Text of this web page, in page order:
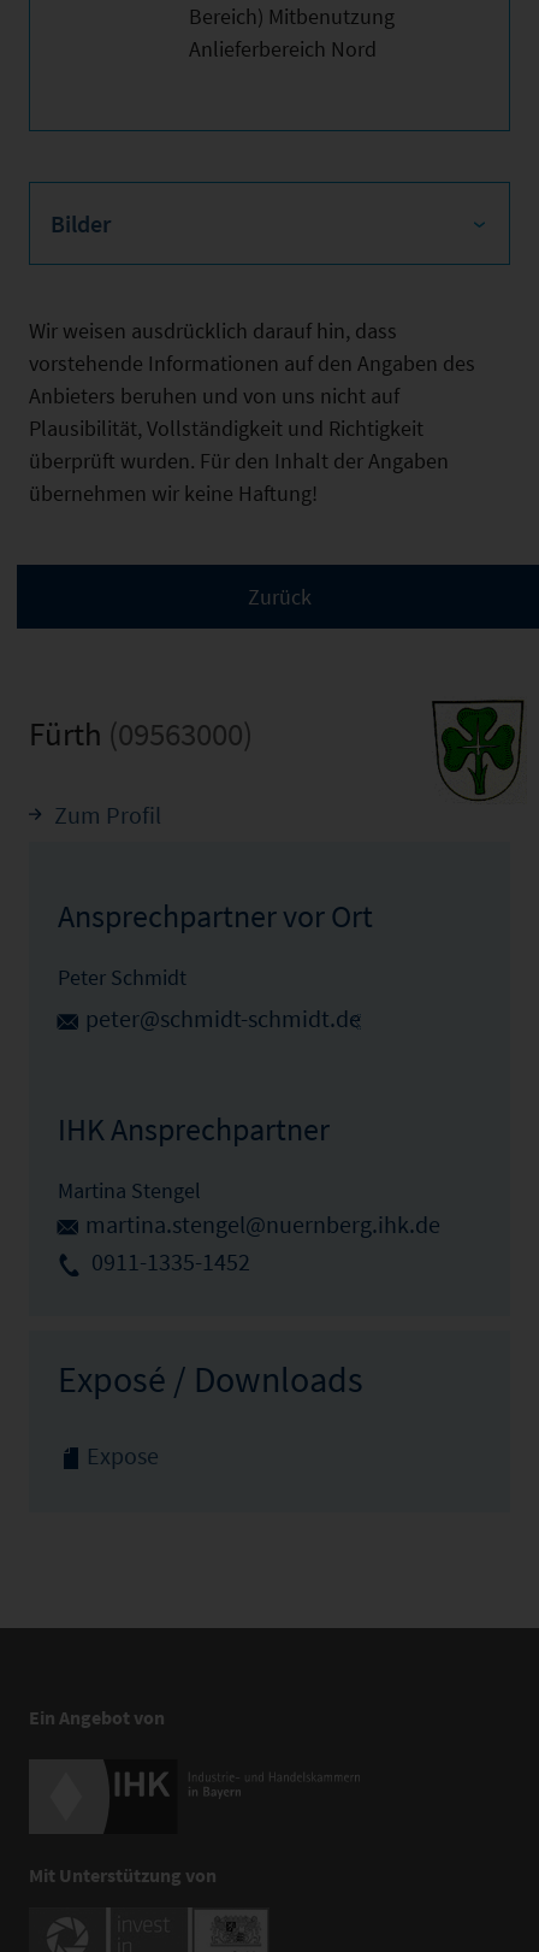
Bereich) Mitbenutzung
Anlieferbereich Nord
Bilder
Wir weisen ausdrücklich darauf hin, dass
vorstehende Informationen auf den Angaben des
Anbieters beruhen und von uns nicht auf
Plausibilität, Vollständigkeit und Richtigkeit
überprüft wurden. Für den Inhalt der Angaben
übernehmen wir keine Haftung!
Fürth (09563000)
Zum Profil
Ansprechpartner vor Ort
Peter Schmidt
peter@schmidt-schmidt.de
IHK Ansprechpartner
Martina Stengel
martina.stengel@nuernberg.ihk.de
0911-1335-1452
Exposé / Downloads
Expose
Ein Angebot von
Mit Unterstützung von